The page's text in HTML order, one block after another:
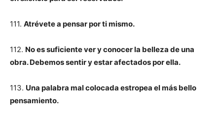
111. Atrévete a pensar por ti mismo.
112. No es suficiente ver y conocer la belleza de una
obra. Debemos sentir y estar afectados por ella.
113. Una palabra mal colocada estropea el más bello
pensamiento.